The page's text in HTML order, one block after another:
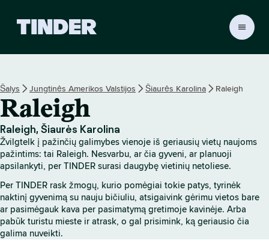
R
g
r
i
n
n
i
s
Šalys Jungtinės Amerikos Valstijos Šiaurės Karolina Raleigh
Raleigh
Raleigh, Šiaurės Karolina
Žvilgtelk į pažinčių galimybes vienoje iš geriausių vietų naujoms
pažintims: tai Raleigh. Nesvarbu, ar čia gyveni, ar planuoji
apsilankyti, per TINDER surasi daugybę vietinių netoliese.
Per TINDER rask žmogų, kurio pomėgiai tokie patys, tyrinėk
naktinį gyvenimą su nauju bičiuliu, atsigaivink gėrimu vietos bare
ar pasimėgauk kava per pasimatymą gretimoje kavinėje. Arba
pabūk turistu mieste ir atrask, o gal prisimink, ką geriausio čia
galima nuveikti.